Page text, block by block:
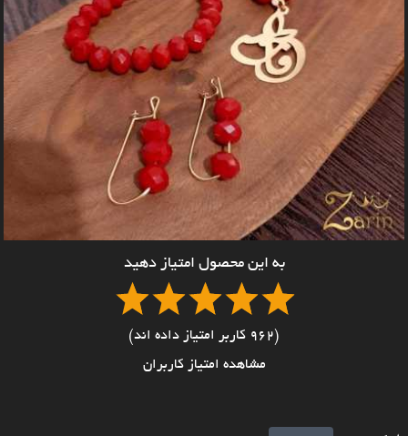
به این محصول امتیاز دهید
(962 کاربر امتیاز داده اند)
مشاهده امتیاز کاربران